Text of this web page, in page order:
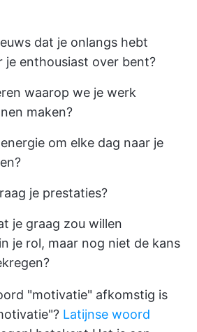
dat je onlangs hebt
je enthousiast over bent?
waarop we je werk
maken?
om elke dag naar je
je prestaties?
je graag zou willen
je rol, maar nog niet de kans
"motivatie" afkomstig is
Latijnse woord